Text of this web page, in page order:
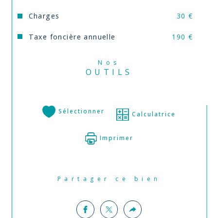
Annonce proposée par un agent commercial
Charges 30 €
Taxe foncière annuelle 190 €
Nos
OUTILS
Sélectionner Calculatrice
Imprimer
Partager ce bien